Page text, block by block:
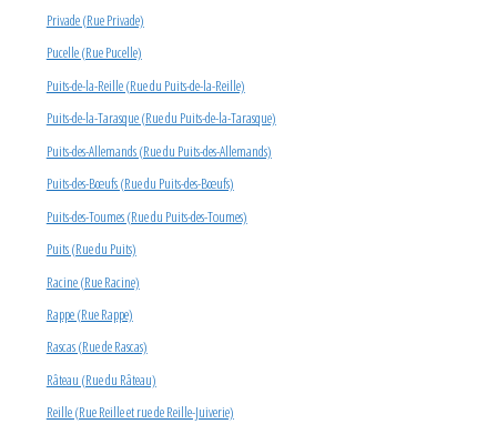
Privade (Rue Privade)
Pucelle (Rue Pucelle)
Puits-de-la-Reille (Rue du Puits-de-la-Reille)
Puits-de-la-Tarasque (Rue du Puits-de-la-Tarasque)
Puits-des-Allemands (Rue du Puits-des-Allemands)
Puits-des-Bœufs (Rue du Puits-des-Bœufs)
Puits-des-Toumes (Rue du Puits-des-Toumes)
Puits (Rue du Puits)
Racine (Rue Racine)
Rappe (Rue Rappe)
Rascas (Rue de Rascas)
Râteau (Rue du Râteau)
Reille (Rue Reille et rue de Reille-Juiverie)